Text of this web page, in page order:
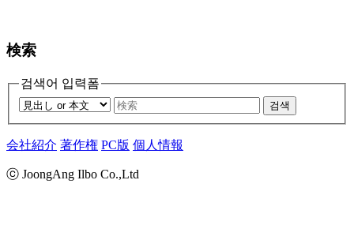
検索
검색어 입력폼
검색
会社紹介 著作権 PC版 個人情報
ⓒ JoongAng Ilbo Co.,Ltd